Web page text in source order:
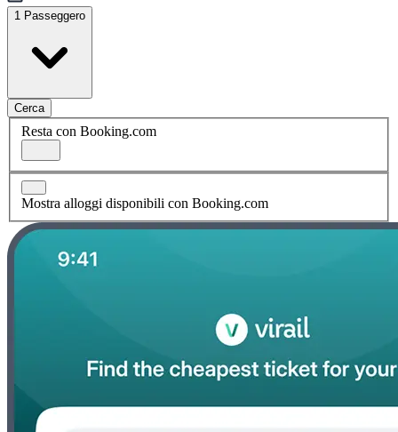
1 Passeggero
Cerca
Resta con Booking.com
Mostra alloggi disponibili con Booking.com